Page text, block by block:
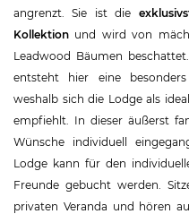
angrenzt. Sie ist die
Kollektion und wird von
Leadwood Bäumen
entsteht hier eine
weshalb sich die Lodge als
empfiehlt. In dieser äußerst
Wünsche individuell
Lodge kann für den
Freunde gebucht werden.
privaten Veranda und hören